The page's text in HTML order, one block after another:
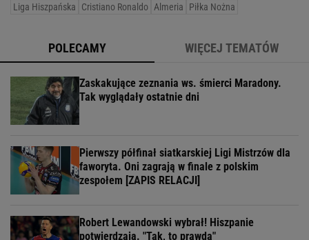
Liga Hiszpańska Cristiano Ronaldo Almeria Piłka Nożna
POLECAMY WIĘCEJ TEMATÓW
Zaskakujące zeznania ws. śmierci Maradony.
Tak wyglądały ostatnie dni
Pierwszy półfinał siatkarskiej Ligi Mistrzów dla
faworyta. Oni zagrają w finale z polskim
zespołem [ZAPIS RELACJI]
Robert Lewandowski wybrał! Hiszpanie
potwierdzają. "Tak, to prawda"